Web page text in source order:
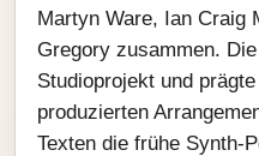
Martyn Ware, Ian Craig
Gregory zusammen.
Studioprojekt und
produzierten
Texten die frühe